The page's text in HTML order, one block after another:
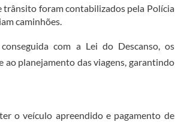
trânsito foram contabilizados pela Polícia
caminhões.
com a Lei do Descanso, os
ao planejamento das viagens, garantindo
o veículo apreendido e pagamento de